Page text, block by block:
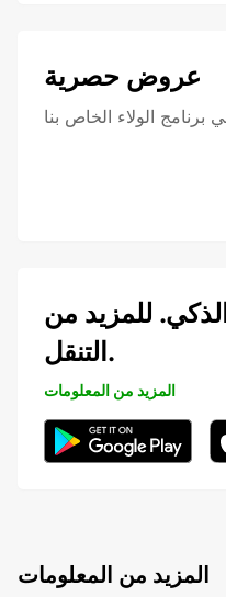
عروض حصرية
برنامج الولاء الخاص بنا
للمزيد من
التنقل.
المزيد من المعلومات
المزيد من المعلومات